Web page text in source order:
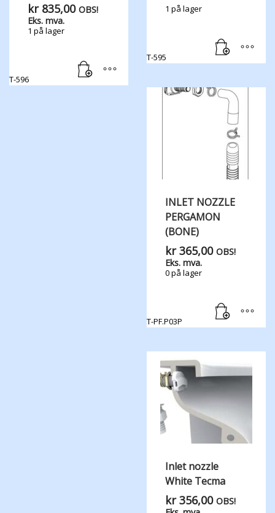
kr835,00 OBS!
Eks. mva.
1 på lager
T-596
1 på lager
T-595
INLET NOZZLE
PERGAMON
(BONE)
kr365,00 OBS!
Eks. mva.
0 på lager
T-PF.P03P
Inlet nozzle
White Tecma
kr356,00 OBS!